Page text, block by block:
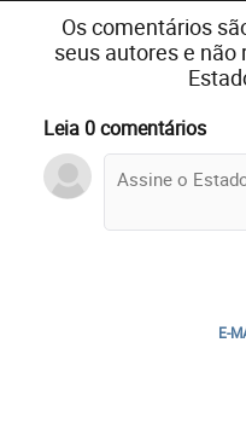
Os comentários
seus autores e
Leia 0 comentários
E-